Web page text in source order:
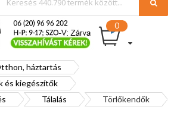
háztartás
és kiegészítők
Tálalás Törlőkendők